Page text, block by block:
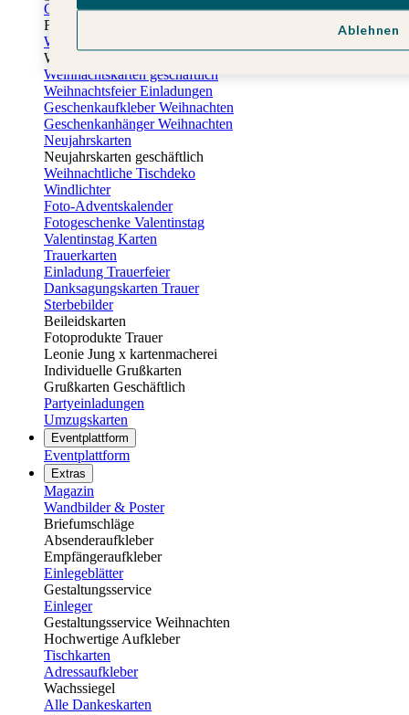
Osterkarten
Fotogeschenke zu Ostern
Weihnachtskarten
Weihnachtskarten selbst gestalten
Weihnachtskarten geschäftlich
Weihnachtsfeier Einladungen
Geschenkaufkleber Weihnachten
Geschenkanhänger Weihnachten
Neujahrskarten
Neujahrskarten geschäftlich
Weihnachtliche Tischdeko
Windlichter
Foto-Adventskalender
Fotogeschenke Valentinstag
Valentinstag Karten
Trauerkarten
Einladung Trauerfeier
Danksagungskarten Trauer
Sterbebilder
Beileidskarten
Fotoprodukte Trauer
Leonie Jung x kartenmacherei
Individuelle Grußkarten
Grußkarten Geschäftlich
Partyeinladungen
Umzugskarten
Eventplattform
Eventplattform
Extras
Magazin
Wandbilder & Poster
Briefumschläge
Absenderaufkleber
Empfängeraufkleber
Einlegeblätter
Gestaltungsservice
Einleger
Gestaltungsservice Weihnachten
Hochwertige Aufkleber
Tischkarten
Adressaufkleber
Wachssiegel
Alle Dankeskarten
Ablehnen